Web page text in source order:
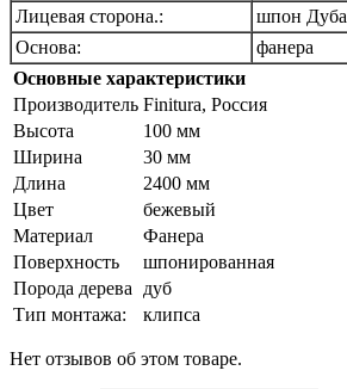
Лицевая сторона.:
шпон Дуба
Основа:
фанера
Основные характеристики
Производитель Finitura, Россия
Высота
100 мм
Ширина
30 мм
Длина
2400 мм
Цвет
бежевый
Материал
Фанера
Поверхность
шпонированная
Порода дерева
дуб
Тип монтажа:
клипса
Нет отзывов об этом товаре.